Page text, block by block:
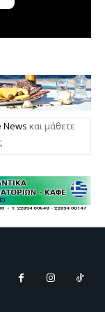
News και μάθετε